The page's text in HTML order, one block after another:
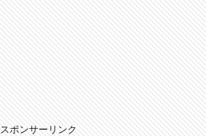
スポンサーリンク